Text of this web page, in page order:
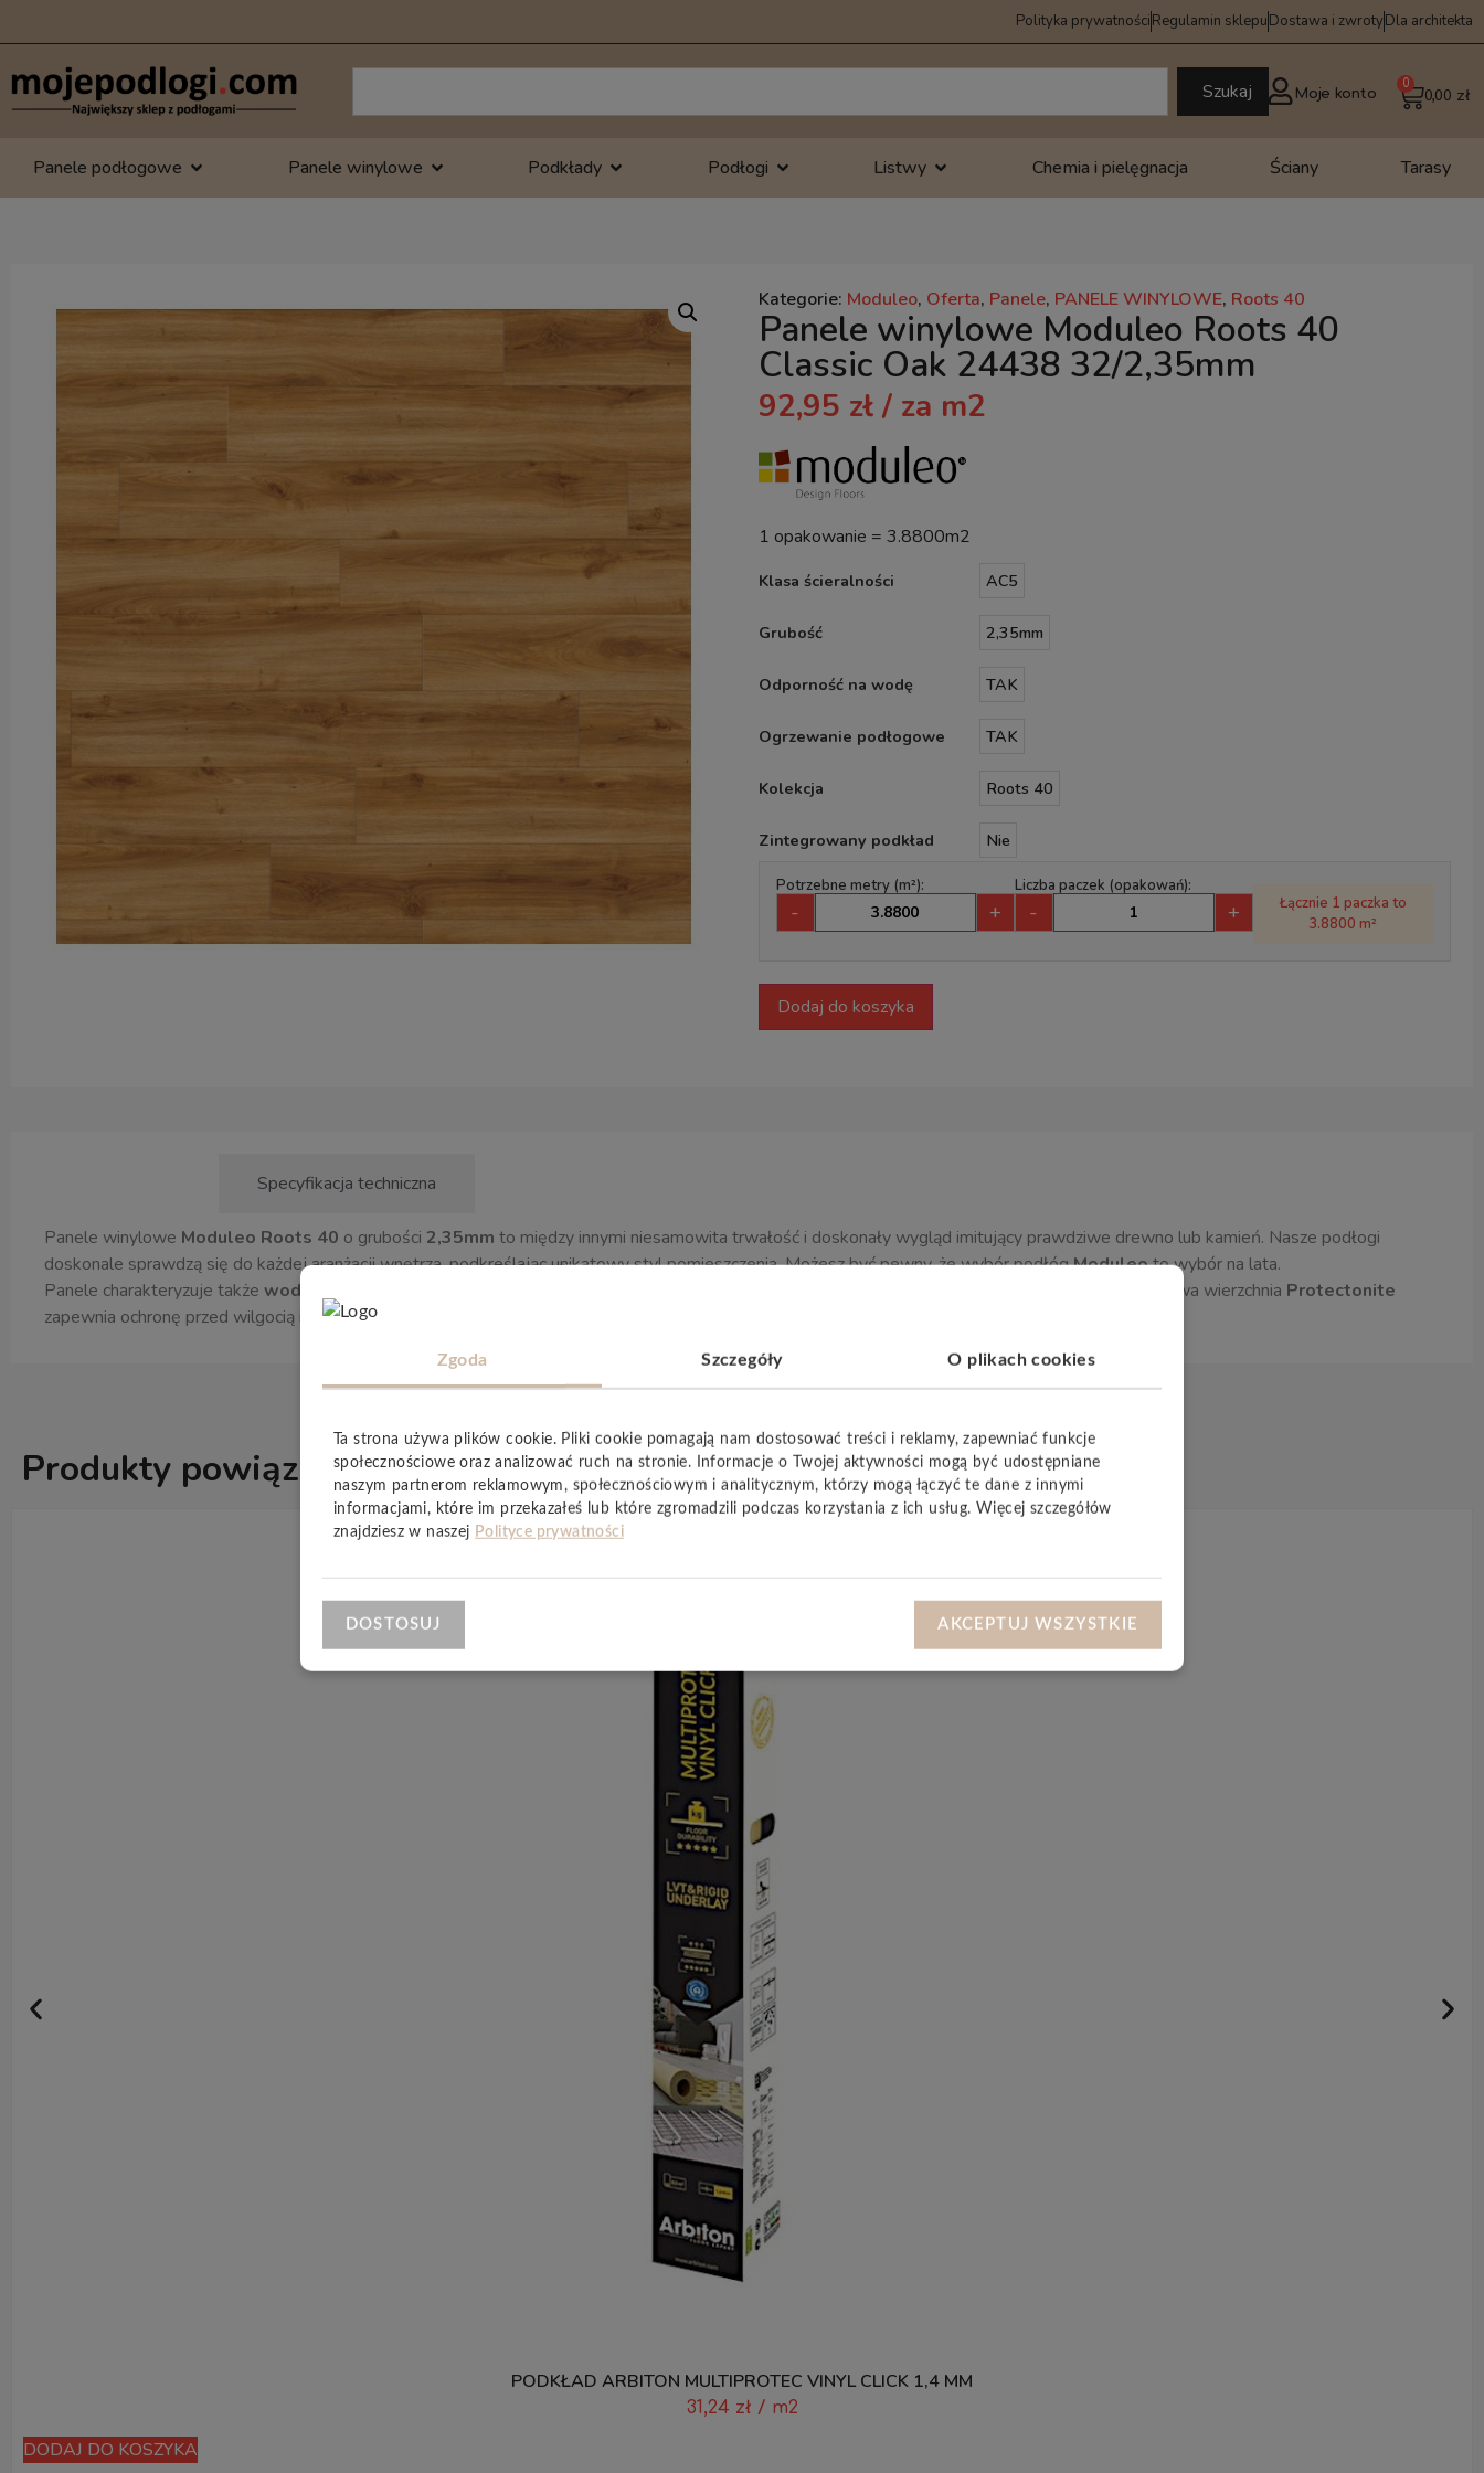
Polityka prywatnościRegulamin sklepuDostawa i zwrotyDla architekta
Szukaj Moje konto 0,00 zł
0
Panele podłogowe Panele winylowe Podkłady Podłogi Listwy Chemia i pielęgnacja Ściany Tarasy
Kategorie: Moduleo, Oferta, Panele, PANELE WINYLOWE, Roots 40
Panele winylowe Moduleo Roots 40
Classic Oak 24438 32/2,35mm
92,95 zł/ za m2
1 opakowanie = 3.8800m2
Klasa ścieralności AC5
Grubość 2,35mm
Odporność na wodę TAK
Ogrzewanie podłogowe TAK
Kolekcja Roots 40
Zintegrowany podkład Nie
Potrzebne metry (m²):
- +
Liczba paczek (opakowań):
- +
Łącznie 1 paczka to
3.8800 m²
Dodaj do koszyka
Specyfikacja techniczna
Panele winylowe Moduleo Roots 40 o grubości 2,35mm to między innymi niesamowita trwałość i doskonały wygląd imitujący prawdziwe drewno lub kamień. Nasze podłogi
doskonale sprawdzą się do każdej aranżacji wnętrza, podkreślając unikatowy styl pomieszczenia. Możesz być pewny, że wybór podłógModuleoto wybór na lata.
Panele charakteryzuje także wodoodporność . Odporna na ścieranie poliuretanowa warstwa wierzchnia Protectonite
zapewnia ochronę przed wilgocią i łuszczeniem się.
Produkty powiązane ZOBACZ WSZYSTKIE
PODKŁAD ARBITON MULTIPROTEC VINYL CLICK 1,4 MM
31,24 zł / m2
DODAJ DO KOSZYKA
Zgoda Szczegóły O plikach cookies
Ta strona używa plików cookie. Pliki cookie pomagają nam dostosować treści i reklamy, zapewniać funkcje
społecznościowe oraz analizować ruch na stronie. Informacje o Twojej aktywności mogą być udostępniane
naszym partnerom reklamowym, społecznościowym i analitycznym, którzy mogą łączyć te dane z innymi
informacjami, które im przekazałeś lub które zgromadzili podczas korzystania z ich usług. Więcej szczegółów
znajdziesz w naszej Polityce prywatności
DOSTOSUJ AKCEPTUJ WSZYSTKIE